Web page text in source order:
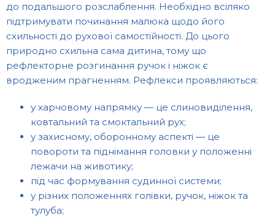
до подальшого розслаблення. Необхідно всіляко
підтримувати починання малюка щодо його
схильності до рухової самостійності. До цього
природно схильна сама дитина, тому що
рефлекторне розгинання ручок і ніжок є
вродженим прагненням. Рефлекси проявляються:
у харчовому напрямку — це слиновиділення,
ковтальний та смоктальний рух;
у захисному, оборонному аспекті — це
повороти та піднімання головки у положенні
лежачи на животику;
під час формування судинної системи;
у різних положеннях голівки, ручок, ніжок та
тулуба;